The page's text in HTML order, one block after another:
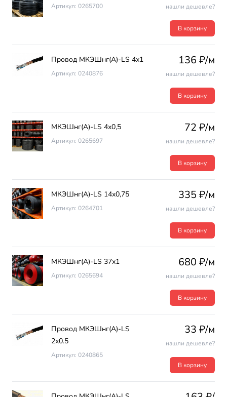
Артикул: 0265700 нашли дешевле?
В корзину
Провод МКЭШнг(А)-LS 4х1
Артикул: 0240876
136 ₽/м
нашли дешевле?
В корзину
МКЭШнг(А)-LS 4х0,5
Артикул: 0265697
72 ₽/м
нашли дешевле?
В корзину
МКЭШнг(А)-LS 14х0,75
Артикул: 0264701
335 ₽/м
нашли дешевле?
В корзину
МКЭШнг(А)-LS 37х1
Артикул: 0265694
680 ₽/м
нашли дешевле?
В корзину
Провод МКЭШнг(А)-LS
2х0.5
Артикул: 0240865
33 ₽/м
нашли дешевле?
В корзину